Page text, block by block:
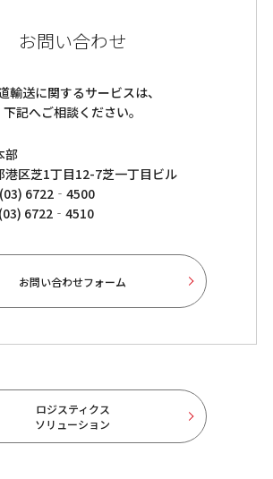
お問い合わせ
輸送に関するサービスは、
下記へご相談ください。
部
港区芝1丁目12-7芝一丁目ビル
6722‐4500
(03) 6722‐4510
お問い合わせフォーム
ロジスティクス
ソリューション